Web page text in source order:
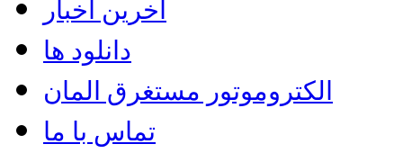
آخرین اخبار
دانلود ها
الکتروموتور مستغرق المان
تماس با ما